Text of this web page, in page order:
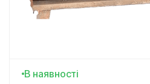
В наявності